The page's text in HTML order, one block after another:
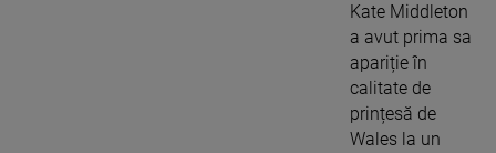
Kate Middleton
a avut prima sa
apariție în
calitate de
prințesă de
Wales la un